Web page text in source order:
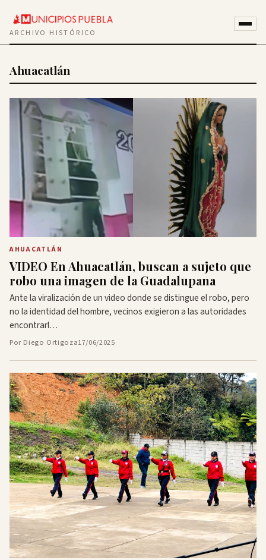
ARCHIVO HISTÓRICO
Ahuacatlán
AHUACATLÁN
VIDEO En Ahuacatlán, buscan a sujeto que
robo una imagen de la Guadalupana
Ante la viralización de un video donde se distingue el robo, pero
no la identidad del hombre, vecinos exigieron a las autoridades
encontrarl…
Por Diego Ortigoza17/06/2025